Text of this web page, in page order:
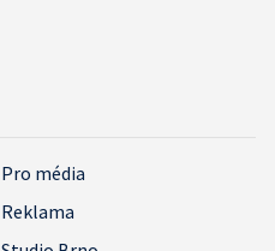
Pro média
Reklama